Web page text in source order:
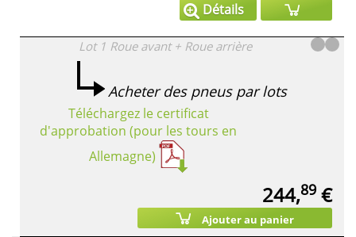
Détails
Lot 1 Roue avant + Roue arrière
Acheter des pneus par lots
Téléchargez le certificat
d'approbation (pour les tours en
Allemagne)
244,89 €
Ajouter au panier